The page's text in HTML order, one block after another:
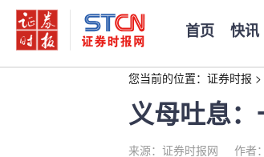
首页 快讯
您当前的位置： 证券时报 >
义母吐息
来源：证券时报网 作者